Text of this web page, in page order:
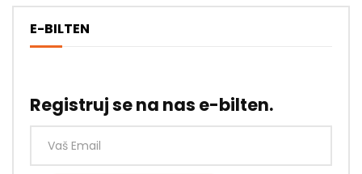
E-BILTEN
Registruj se na nas e-bilten.